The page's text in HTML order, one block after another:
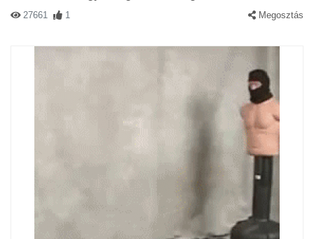
27661 1 Megosztás